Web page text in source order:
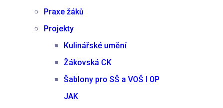
Praxe žáků
Projekty
Kulinářské umění
Žákovská CK
Šablony pro SŠ a VOŠ I OP
JAK